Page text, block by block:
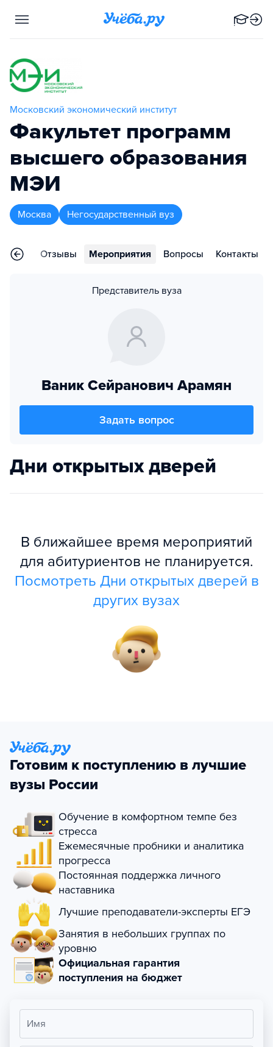
Московский экономический институт
Факультет программ
высшего образования
МЭИ
Москва Негосударственный вуз
Отзывы Мероприятия Вопросы Контакты
Представитель вуза
Ваник Сейранович Арамян
Задать вопрос
Дни открытых дверей
В ближайшее время мероприятий
для абитуриентов не планируется.
Посмотреть Дни открытых дверей в
других вузах
Готовим к поступлению в лучшие
вузы России
Обучение в комфортном темпе без
стресса
Ежемесячные пробники и аналитика
прогресса
Постоянная поддержка личного
наставника
Лучшие преподаватели-эксперты ЕГЭ
Занятия в небольших группах по
уровню
Официальная гарантия
поступления на бюджет
Имя